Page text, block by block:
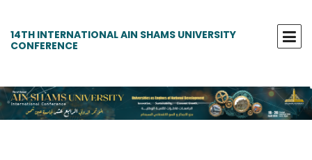
14TH INTERNATIONAL AIN SHAMS UNIVERSITY
CONFERENCE